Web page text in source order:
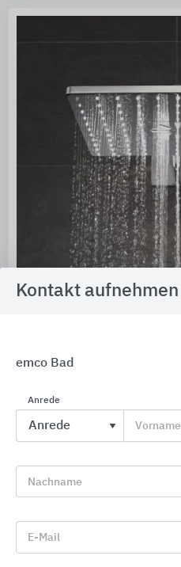
GROHE Duschen
Kontakt aufnehmen
emco Bad
Anrede
Vorname
Nachname
E-Mail